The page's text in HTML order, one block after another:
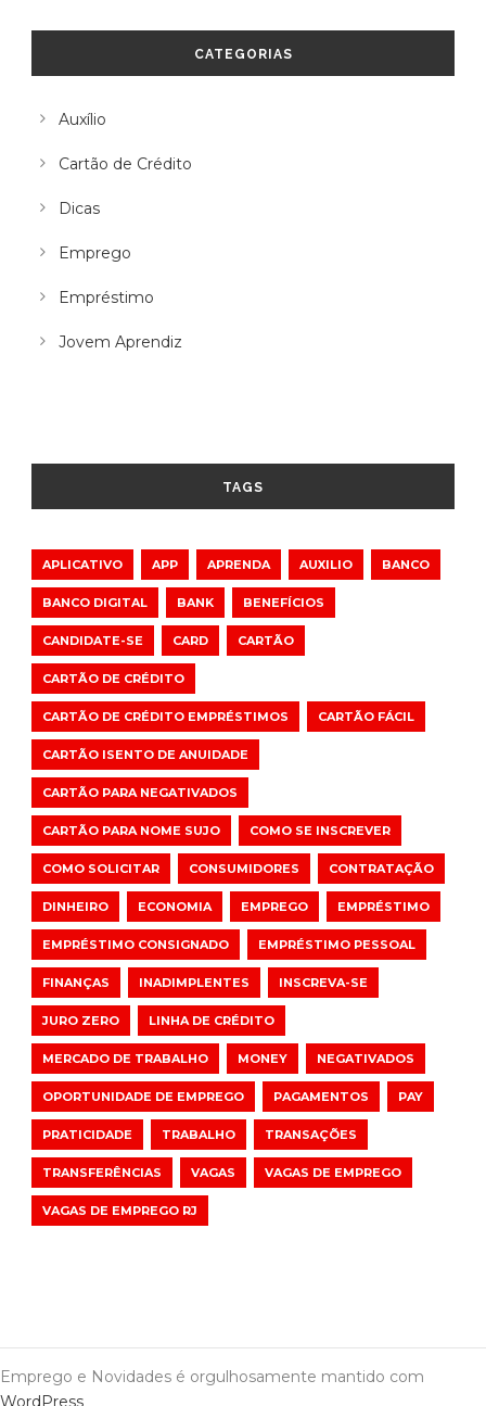
CATEGORIAS
Auxílio
Cartão de Crédito
Dicas
Emprego
Empréstimo
Jovem Aprendiz
TAGS
APLICATIVO APP APRENDA AUXILIO BANCO
BANCO DIGITAL BANK BENEFÍCIOS
CANDIDATE-SE CARD CARTÃO
CARTÃO DE CRÉDITO
CARTÃO DE CRÉDITO EMPRÉSTIMOS CARTÃO FÁCIL
CARTÃO ISENTO DE ANUIDADE
CARTÃO PARA NEGATIVADOS
CARTÃO PARA NOME SUJO COMO SE INSCREVER
COMO SOLICITAR CONSUMIDORES CONTRATAÇÃO
DINHEIRO ECONOMIA EMPREGO EMPRÉSTIMO
EMPRÉSTIMO CONSIGNADO EMPRÉSTIMO PESSOAL
FINANÇAS INADIMPLENTES INSCREVA-SE
JURO ZERO LINHA DE CRÉDITO
MERCADO DE TRABALHO MONEY NEGATIVADOS
OPORTUNIDADE DE EMPREGO PAGAMENTOS PAY
PRATICIDADE TRABALHO TRANSAÇÕES
TRANSFERÊNCIAS VAGAS VAGAS DE EMPREGO
VAGAS DE EMPREGO RJ
Emprego e Novidades é orgulhosamente mantido com
WordPress